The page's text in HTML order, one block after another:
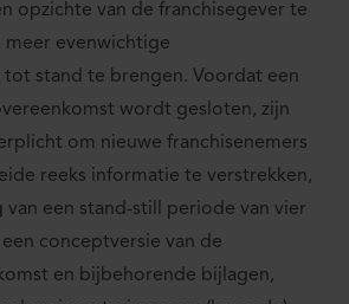
opzichte van de franchisegever te
meer evenwichtige
stand te brengen. Voordat een
wordt gesloten, zijn
om nieuwe franchisenemers
reeks informatie te verstrekken,
een stand-still periode van vier
conceptversie van de
en bijbehorende bijlagen,